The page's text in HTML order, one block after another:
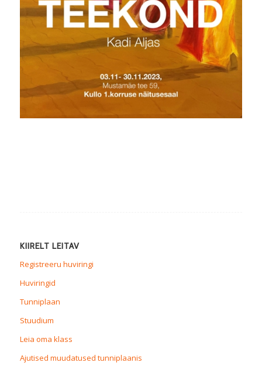
KIIRELT LEITAV
Registreeru huviringi
Huviringid
Tunniplaan
Stuudium
Leia oma klass
Ajutised muudatused tunniplaanis